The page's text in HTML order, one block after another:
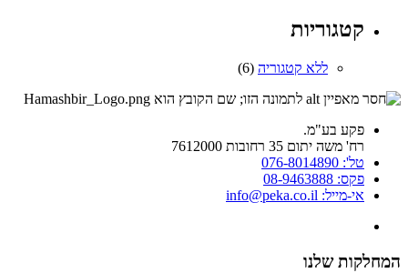
קטגוריות
ללא קטגוריה (6)
פקע בע"מ.
רח' משה יתום 35 רחובות 7612000
טל': 076-8014890
פקס: 08-9463888
אי-מייל: info@peka.co.il
המחלקות שלנו